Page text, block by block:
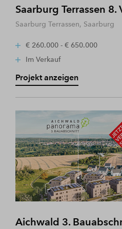
Saarburg Terrassen 8.
Saarburg Terrassen, Saarburg
€ 260.000 - € 650.000
Im Verkauf
Projekt anzeigen
Aichwald 3.